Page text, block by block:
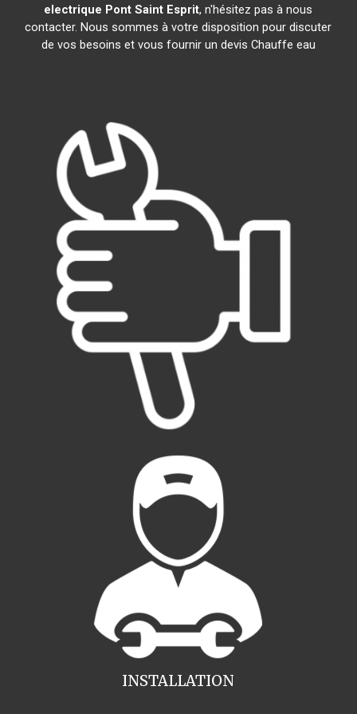
electrique Pont Saint Esprit, n'hésitez pas à nous
contacter. Nous sommes à votre disposition pour discuter
de vos besoins et vous fournir un devis Chauffe eau
INSTALLATION